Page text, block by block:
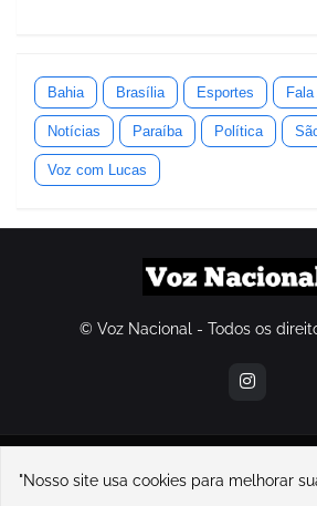
Bahia Brasília Esportes
Notícias Paraíba Política
Voz com Lucas
© Voz Nacional - Todos os
"Nosso site usa cookies para melhorar